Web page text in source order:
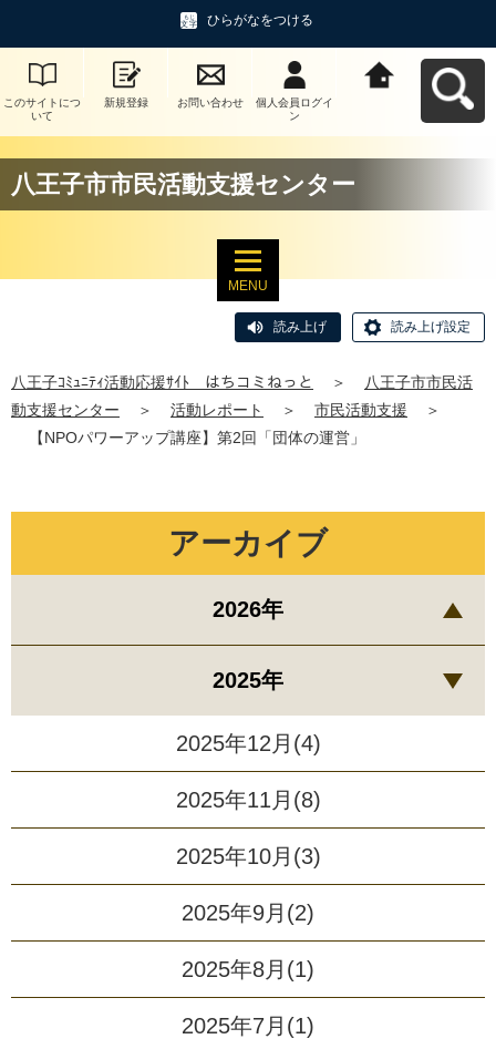
ひらがなをつける
このサイトにつ
いて
新規登録 お問い合わせ
個人会員ログイ
ン
八王子市市民活動支援センター
MENU
読み上げ 読み上げ設定
八王子ｺﾐｭﾆﾃｨ活動応援ｻｲﾄ はちコミねっと ＞
八王子市市民活
動支援センター
＞ 活動レポート ＞ 市民活動支援
＞
【NPOパワーアップ講座】第2回「団体の運営」
アーカイブ
2026年
2025年
2025年12月(4)
2025年11月(8)
2025年10月(3)
2025年9月(2)
2025年8月(1)
2025年7月(1)